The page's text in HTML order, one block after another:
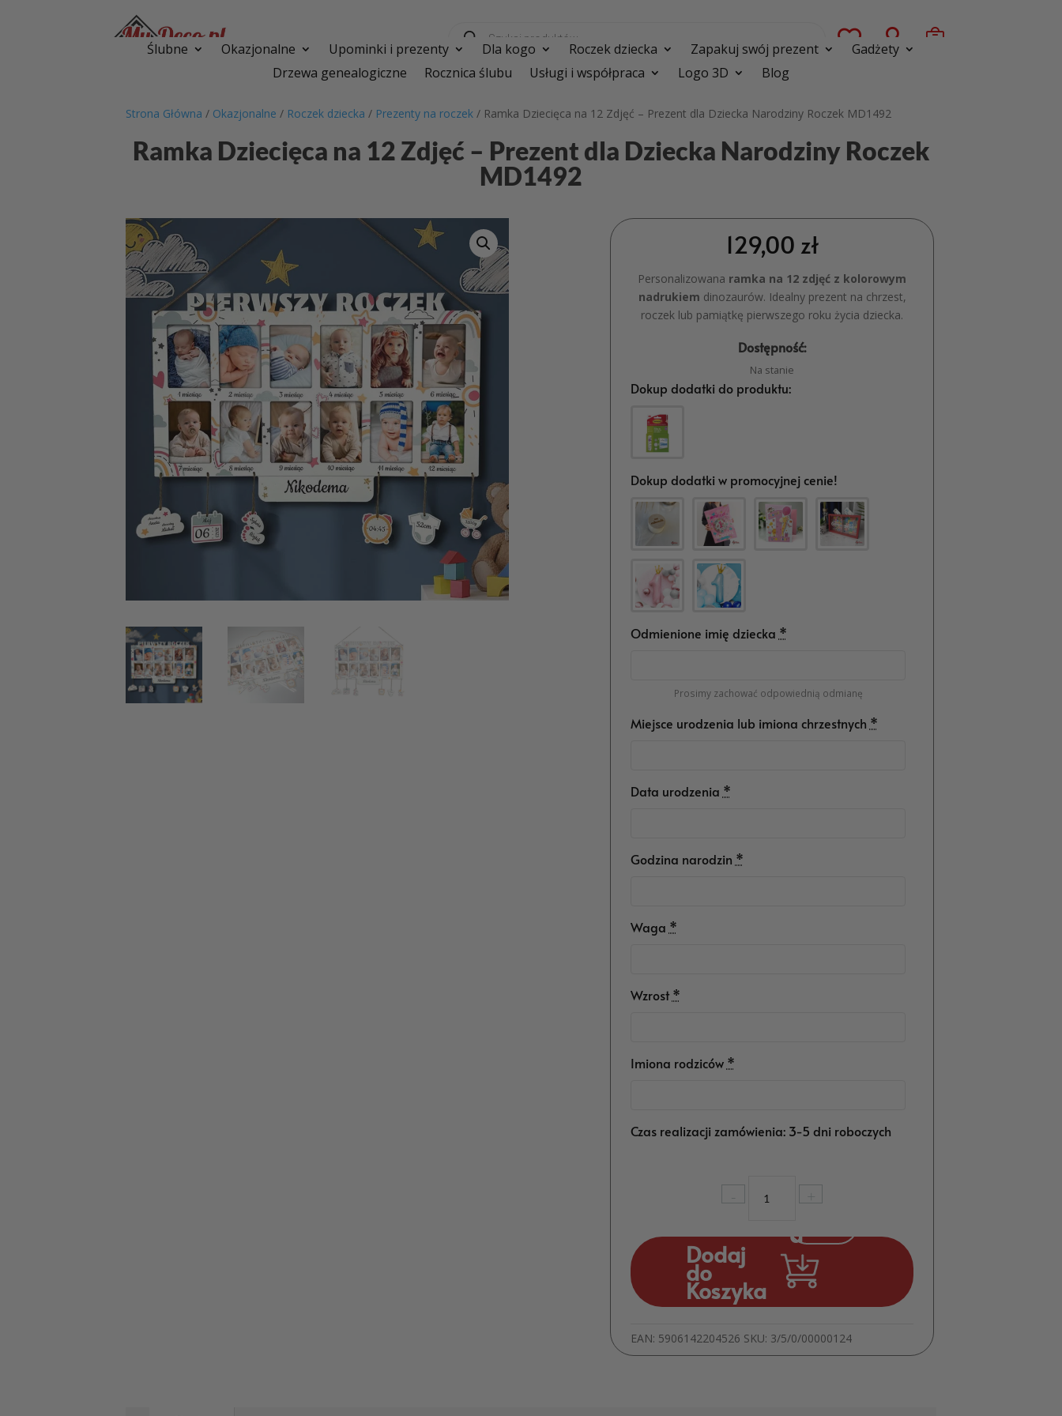
produktów   
Ślubne Okazjonalne Upominki i prezenty Dla kogo Roczek dziecka Zapakuj swój prezent
Gadżety
Drzewa genealogiczne
Rocznica ślubu Usługi i współpraca Logo 3D Blog
Strona Główna / Okazjonalne / Roczek dziecka / Prezenty na roczek / Ramka Dziecięca na 12 Zdjęć – Prezent dla Dziecka Narodziny Roczek MD1492
Ramka Dziecięca na 12 Zdjęć – Prezent dla Dziecka Narodziny Roczek
MD1492
129,00 zł
Personalizowana ramka na 12 zdjęć z kolorowym
nadrukiem dinozaurów. Idealny prezent na chrzest,
roczek lub pamiątkę pierwszego roku życia dziecka.
Dostępność:
Na stanie
Dokup dodatki do produktu:
Dokup dodatki w promocyjnej cenie!
Odmienione imię dziecka *
Prosimy zachować odpowiednią odmianę
Miejsce urodzenia lub imiona chrzestnych *
Data urodzenia *
Godzina narodzin *
Waga *
Wzrost *
Imiona rodziców *
Czas realizacji zamówienia: 3-5 dni roboczych
-
Ramka
na
–
Prezent
Dziecka
+
Dodaj
do
Koszyka
EAN: 5906142204526 SKU: 3/5/0/00000124